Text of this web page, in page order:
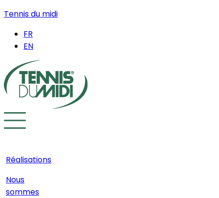
Tennis du midi
FR
EN
Réalisations
Nous
sommes